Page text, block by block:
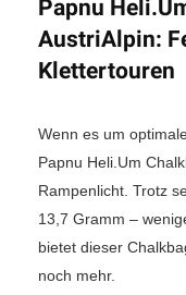
Papnu
AustriAlpin:
Klettertouren
Wenn es um
Papnu Heli.Um
Rampenlicht. Trotz
13,7 Gramm –
bietet dieser
noch mehr.